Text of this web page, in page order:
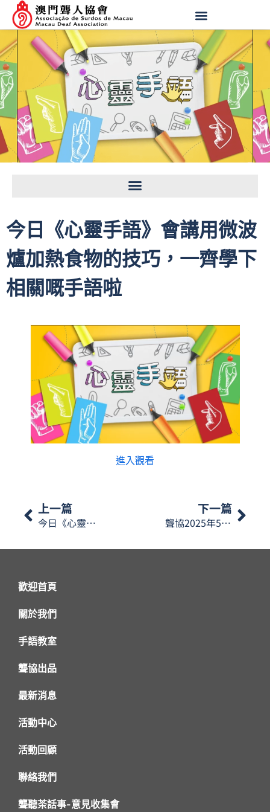
今日《心靈手語》會講用微波
爐加熱食物的技巧，一齊學下
相關嘅手語啦
進入觀看
上一篇
今日《心靈手語》會講講衣物去漬的處理方法，一齊學下相關嘅手語啦
下一篇
聾協2025年5月快訊
歡迎首頁
關於我們
手語教室
聾協出品
最新消息
活動中心
活動回顧
聯絡我們
聾聽茶話事-意見收集會